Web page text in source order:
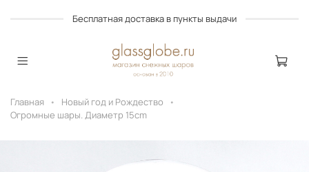
Бесплатная доставка в пункты выдачи
Главная
Новый год и Рождество
Огромные шары. Диаметр 15cm